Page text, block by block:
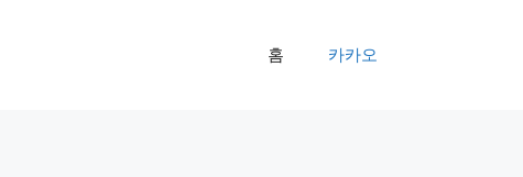
홈 카카오